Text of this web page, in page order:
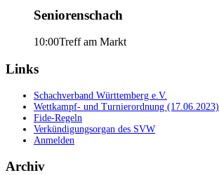
Seniorenschach
10:00Treff am Markt
Links
Schachverband Württemberg e.V.
Wettkampf- und Turnierordnung (17.06.2023)
Fide-Regeln
Verkündigungsorgan des SVW
Anmelden
Archiv